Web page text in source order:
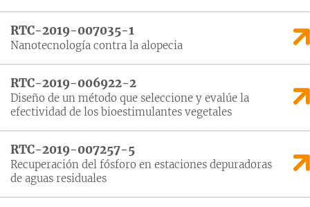
RTC-2019-007035-1
Nanotecnología contra la alopecia
RTC-2019-006922-2
Diseño de un método que seleccione y evalúe la
efectividad de los bioestimulantes vegetales
RTC-2019-007257-5
Recuperación del fósforo en estaciones depuradoras
de aguas residuales